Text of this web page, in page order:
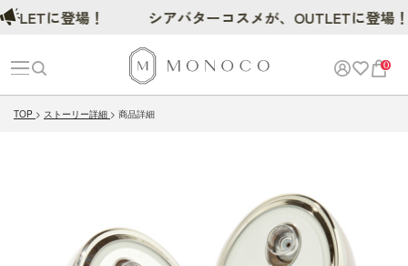
0
TOP ストーリー詳細 商品詳細
に登場！ シアバターコスメが、OUTLETに登場！